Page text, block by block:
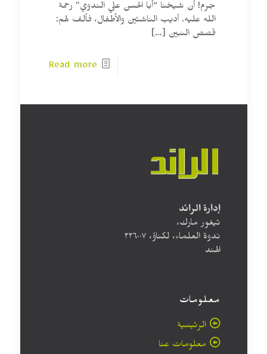
جرم! أن شيخنا “أبا الحسن علي الندوي” رحمة
الله عليه. أديب الناشئين والأطفال، فألف لهم:
قصص النبين […]
Read more
إدارة الرائد
تيغور مارك،
ندوة العلماء، لكناؤ، ۲۲٦۰۰۷
الهند
معلومات
الرئيسية
معلومات عنا